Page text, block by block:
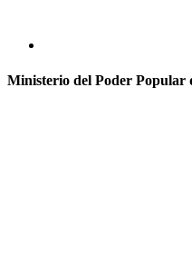
Ministerio del Poder Popular